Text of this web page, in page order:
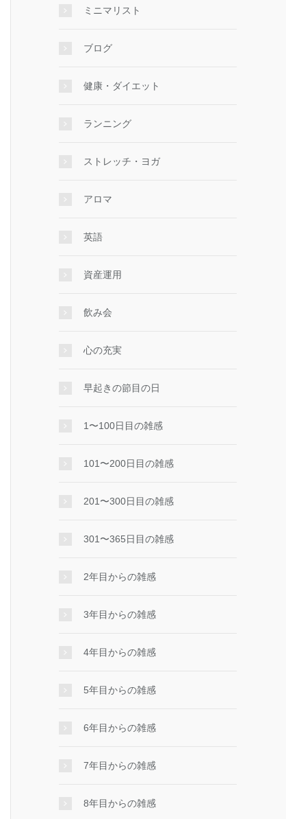
ミニマリスト
ブログ
健康・ダイエット
ランニング
ストレッチ・ヨガ
アロマ
英語
資産運用
飲み会
心の充実
早起きの節目の日
1〜100日目の雑感
101〜200日目の雑感
201〜300日目の雑感
301〜365日目の雑感
2年目からの雑感
3年目からの雑感
4年目からの雑感
5年目からの雑感
6年目からの雑感
7年目からの雑感
8年目からの雑感